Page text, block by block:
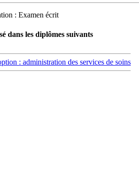
: Examen écrit
dans les diplômes suivants
: administration des services de soins